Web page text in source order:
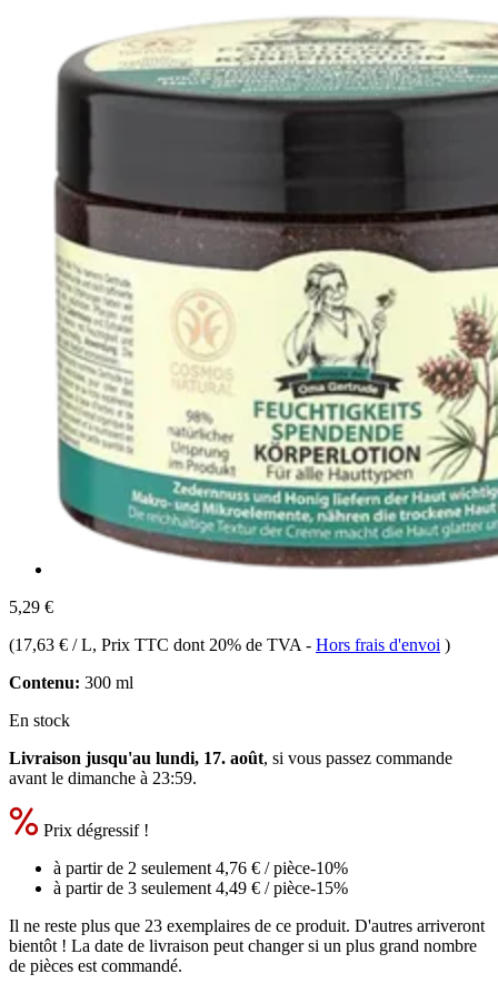
5,29 €
(17,63 € / L, Prix TTC dont 20% de TVA - Hors frais d'envoi )
Contenu: 300 ml
En stock
Livraison jusqu'au lundi, 17. août, si vous passez commande
avant le dimanche à 23:59.
Prix dégressif !
à partir de 2 seulement 4,76 € / pièce-10%
à partir de 3 seulement 4,49 € / pièce-15%
Il ne reste plus que 23 exemplaires de ce produit. D'autres arriveront
bientôt ! La date de livraison peut changer si un plus grand nombre
de pièces est commandé.